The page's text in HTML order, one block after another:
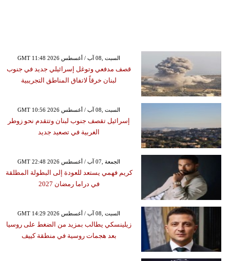
GMT 11:48 2026 السبت ,08 آب / أغسطس
قصف مدفعي وتوغل إسرائيلي جديد في جنوب
لبنان خرقاً لاتفاق المناطق التجريبية
GMT 10:56 2026 السبت ,08 آب / أغسطس
إسرائيل تقصف جنوب لبنان وتتقدم نحو زوطر
الغربية في تصعيد جديد
GMT 22:48 2026 الجمعة ,07 آب / أغسطس
كريم فهمي يستعد للعودة إلى البطولة المطلقة
في دراما رمضان 2027
GMT 14:29 2026 السبت ,08 آب / أغسطس
زيلينسكي يطالب بمزيد من الضغط على روسيا
بعد هجمات روسية في منطقة كييف